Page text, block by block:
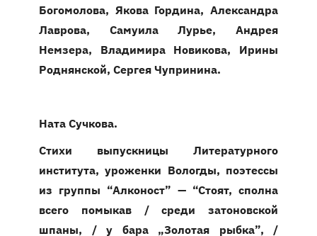
Богомолова, Якова Гордина, Александра
Лаврова, Самуила Лурье, Андрея
Немзера, Владимира Новикова, Ирины
Роднянской, Сергея Чупринина.
Ната Сучкова.
Стихи выпускницы Литературного
института, уроженки Вологды, поэтессы
из группы “Алконост” — “Стоят, сполна
всего помыкав / среди затоновской
шпаны, / у бара „Золотая рыбка”, /